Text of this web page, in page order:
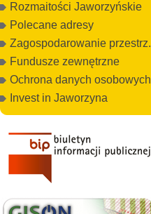
Rozmaitości Jaworzyńskie
Polecane adresy
Zagospodarowanie przestrz.
Fundusze zewnętrzne
Ochrona danych osobowych
Invest in Jaworzyna